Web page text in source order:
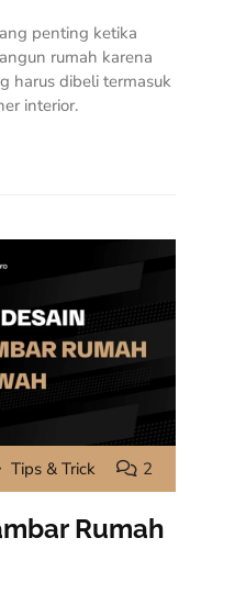
penting ketika
rumah karena
harus dibeli termasuk
interior.
Tips & Trick 2
Rumah